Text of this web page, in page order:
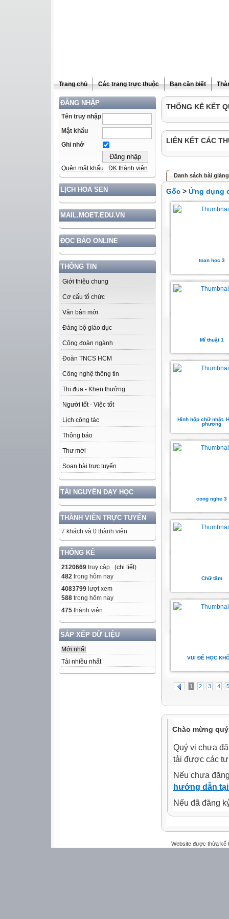
Trang chủ Các trang trực thuộc Bạn cần biết
ĐĂNG NHẬP
Tên truy nhập
Mật khẩu
Ghi nhớ
Quên mật khẩu ĐK thành viên
LỊCH HOA SEN
MAIL.MOET.EDU.VN
ĐỌC BÁO ONLINE
THÔNG TIN
Giới thiệu chung
Cơ cấu tổ chức
Văn bản mới
Đảng bộ giáo dục
Công đoàn ngành
Đoàn TNCS HCM
Công nghệ thông tin
Thi đua - Khen thưởng
Người tốt - Việc tốt
Lịch công tác
Thông báo
Thư mời
Soạn bài trực tuyến
TÀI NGUYÊN DẠY HỌC
THÀNH VIÊN TRỰC TUYẾN
7 khách và 0 thành viên
THỐNG KÊ
2120669 truy cập (chi tiết)
482 trong hôm nay
4083799 lượt xem
588 trong hôm nay
475 thành viên
SẮP XẾP DỮ LIỆU
Mới nhất
Tải nhiều nhất
THỐNG KÊ KẾT
LIÊN KẾT CÁC
Danh sách bài
Gốc > Ứng dụng
toan hoc 3
Mĩ thuật 1
Hình hộp chữ nhật.
phương
cong nghe 3
Chữ tâm
VUI ĐỂ HỌC
1 2 3 4 5
Chào mừng quý
Quý vị chưa
tải được các
Nếu chưa
hướng dẫn
Nếu đã đăng
Website được thừa kế